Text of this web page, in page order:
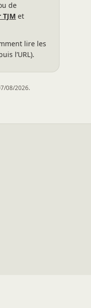
de
et
lire les
l’URL).
08/2026.